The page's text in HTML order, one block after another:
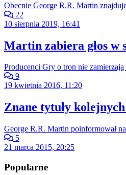
Obecnie George R.R. Martin
22
10 sierpnia 2019, 16:41
Martin zabiera głos w
Producenci Gry o tron nie
9
19 kwietnia 2016, 11:20
Znane tytuły
George R.R. Martin poinformował
5
21 marca 2015, 20:25
Popularne